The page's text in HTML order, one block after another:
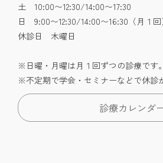
土 10:00〜12:30/14:00〜17:30
日 9:00〜12:30/14:00〜16:30（月１回
休診日 木曜日
※日曜・月曜は月１回ずつの診療です。
※不定期で学会・セミナーなどで休診
診療カレンダ